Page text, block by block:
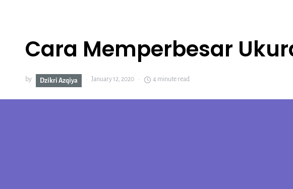
Cara Memperbesar
by Dzikri Azqiya January 12, 2020 4 minute read